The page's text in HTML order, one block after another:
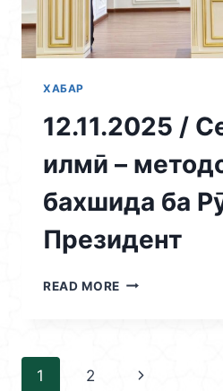
МИЛЛАТ,
ПРЕЗИДЕНТИ
ҶУМҲУРИИ
РАҲМОН
НАҶОТИ
МИЛЛАТ
ВА
ТАҲКИМИ
ПОЯҲОИ
ДАВЛАТӢ»
ХАБАР
12.11.2025 /
илмӣ –
бахшида ба
Президент
READ MORE 12.11.2025
МЕТОДОЛОГӢ
Page
1 2 Next